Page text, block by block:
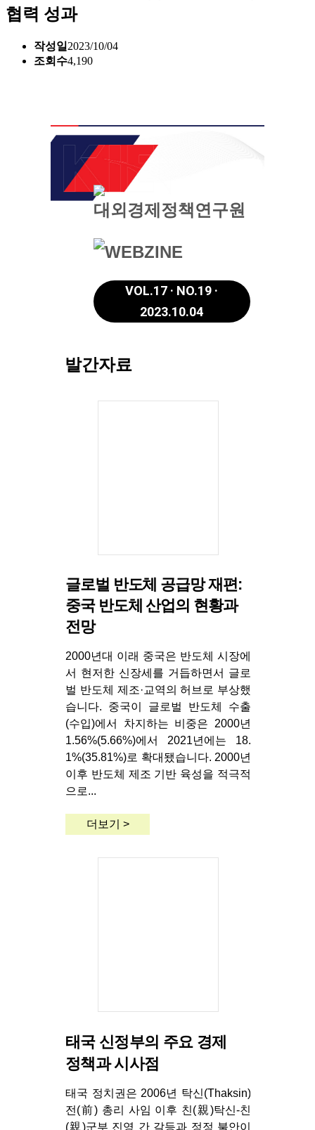
협력 성과
작성일 2023/10/04
조회수4,190
VOL.17 · NO.19 ·
2023.10.04
발간자료
글로벌 반도체 공급망 재편:
중국 반도체 산업의 현황과
전망
2000년대 이래 중국은 반도체 시장에
서 현저한 신장세를 거듭하면서 글로
벌 반도체 제조·교역의 허브로 부상했
습니다. 중국이 글로벌 반도체 수출
(수입)에서 차지하는 비중은 2000년
1.56%(5.66%)에서 2021년에는 18.
1%(35.81%)로 확대됐습니다. 2000년
이후 반도체 제조 기반 육성을 적극적
으로...
더보기 >
태국 신정부의 주요 경제
정책과 시사점
태국 정치권은 2006년 탁신(Thaksin)
전(前) 총리 사임 이후 친(親)탁신-친
(親)군부 진영 간 갈등과 정정 불안이